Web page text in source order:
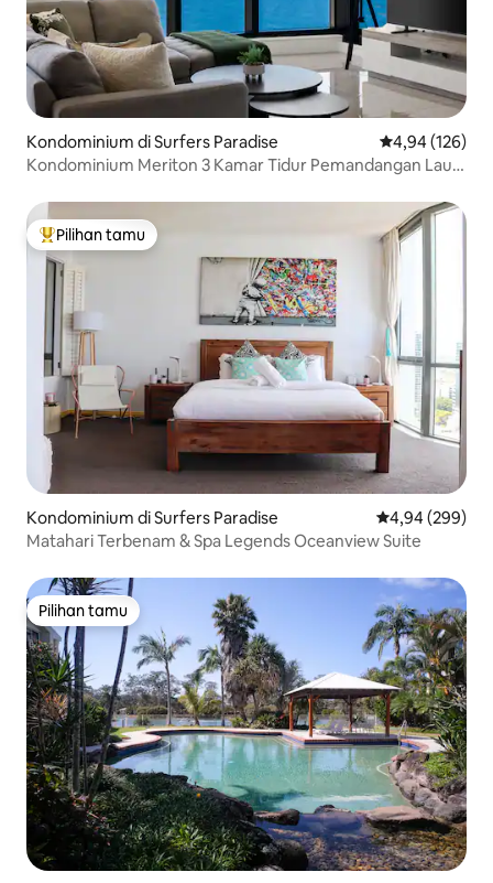
Kondominium di Surfers Paradise Nilai rata-rata
4,94 (126)
Kondominium Meriton 3 Kamar Tidur Pemandangan Laut
Pilihan tamu terpopuler
Pilihan tamu
Kondominium di Surfers Paradise Nilai rata-rata
4,94 (299)
Matahari Terbenam & Spa Legends Oceanview Suite
Pilihan tamu
Pilihan tamu